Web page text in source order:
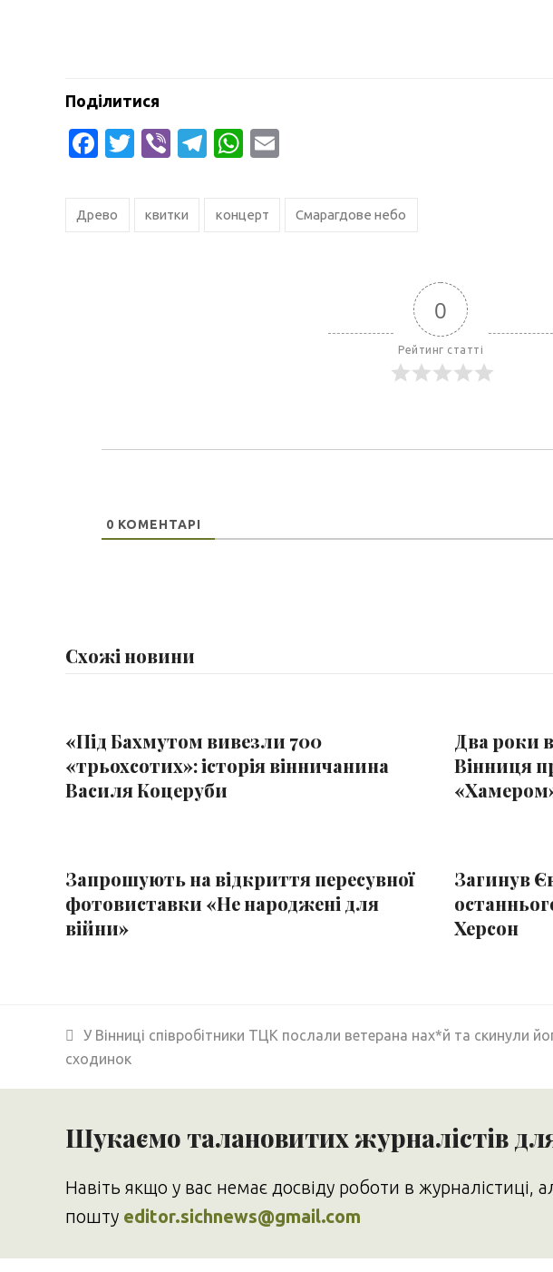
Поділитися
Facebook
Twitter
ViberTelegram
WhatsApp
Древо квитки концерт Смарагдове небо
0
Рейтинг статті
0 КОМЕНТАРІ
Схожі новини
«Під Бахмутом вивезли 700
«трьохсотих»: історія вінничанина
Василя Коцеруби
Два роки
Вінниця
Запрошують на відкриття пересувної
фотовиставки «Не народжені для
війни»
Загинув
Херсон
previous
post:
У Вінниці співробітники ТЦК послали ветерана нах*й та скинули
сходинок
Шукаємо талановитих журналістів
Навіть якщо у вас немає досвіду роботи в
пошту editor.sichnews@gmail.com